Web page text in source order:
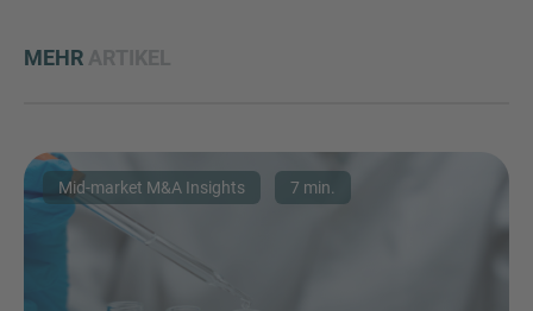
MEHR
Mid-market M&A Insights 7 min.